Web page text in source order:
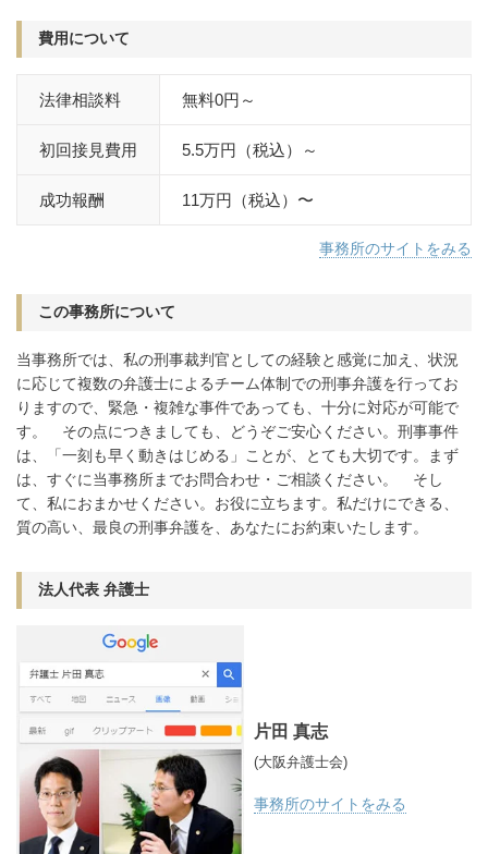
費用について
法律相談料 無料0円～
初回接見費用 5.5万円（税込）～
成功報酬 11万円（税込）〜
事務所のサイトをみる
この事務所について
当事務所では、私の刑事裁判官としての経験と感覚に加え、状況
に応じて複数の弁護士によるチーム体制での刑事弁護を行ってお
りますので、緊急・複雑な事件であっても、十分に対応が可能で
す。 その点につきましても、どうぞご安心ください。刑事事件
は、「一刻も早く動きはじめる」ことが、とても大切です。まず
は、すぐに当事務所までお問合わせ・ご相談ください。 そし
て、私におまかせください。お役に立ちます。私だけにできる、
質の高い、最良の刑事弁護を、あなたにお約束いたします。
法人代表 弁護士
片田 真志
(大阪弁護士会)
事務所のサイトをみる